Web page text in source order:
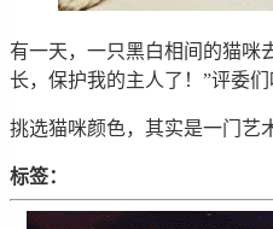
有一天，一只黑白相间的猫咪
长，保护我的主人了！”评委
挑选猫咪颜色，其实是一门艺
标签：